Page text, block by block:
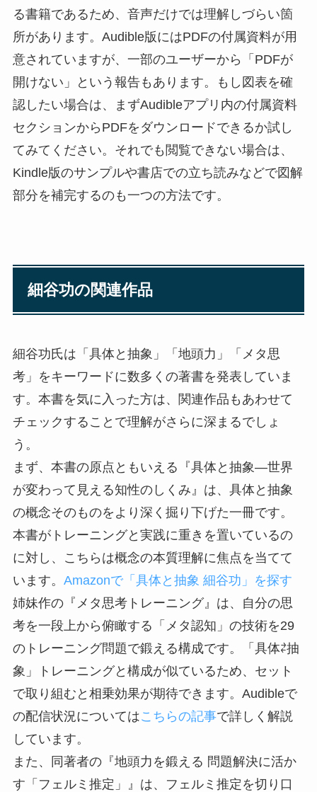
る書籍であるため、音声だけでは理解しづらい箇
所があります。Audible版にはPDFの付属資料が用
意されていますが、一部のユーザーから「PDFが
開けない」という報告もあります。もし図表を確
認したい場合は、まずAudibleアプリ内の付属資料
セクションからPDFをダウンロードできるか試し
てみてください。それでも閲覧できない場合は、
Kindle版のサンプルや書店での立ち読みなどで図解
部分を補完するのも一つの方法です。
細谷功の関連作品
細谷功氏は「具体と抽象」「地頭力」「メタ思
考」をキーワードに数多くの著書を発表していま
す。本書を気に入った方は、関連作品もあわせて
チェックすることで理解がさらに深まるでしょ
う。
まず、本書の原点ともいえる『具体と抽象―世界
が変わって見える知性のしくみ』は、具体と抽象
の概念そのものをより深く掘り下げた一冊です。
本書がトレーニングと実践に重きを置いているの
に対し、こちらは概念の本質理解に焦点を当てて
います。 Amazonで「具体と抽象 細谷功」を探す
姉妹作の『メタ思考トレーニング』は、自分の思
考を一段上から俯瞰する「メタ認知」の技術を29
のトレーニング問題で鍛える構成です。「具体⇄抽
象」トレーニングと構成が似ているため、セット
で取り組むと相乗効果が期待できます。Audibleで
の配信状況についてはこちらの記事で詳しく解説
しています。
また、同著者の『地頭力を鍛える 問題解決に活か
す「フェルミ推定」』は、フェルミ推定を切り口